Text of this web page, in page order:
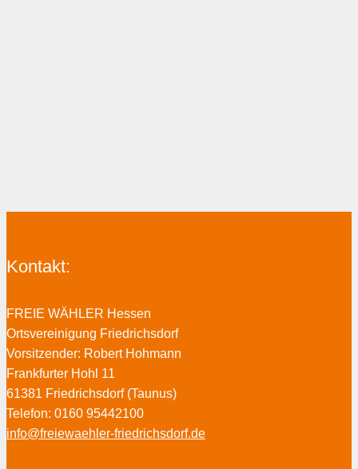
Kontakt:
FREIE WÄHLER Hessen
Ortsvereinigung Friedrichsdorf
Vorsitzender: Robert Hohmann
Frankfurter Hohl 11
61381 Friedrichsdorf (Taunus)
Telefon: 0160 95442100
info@freiewaehler-friedrichsdorf.de